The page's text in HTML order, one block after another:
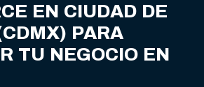
EN CIUDAD DE
PARA
TU NEGOCIO EN